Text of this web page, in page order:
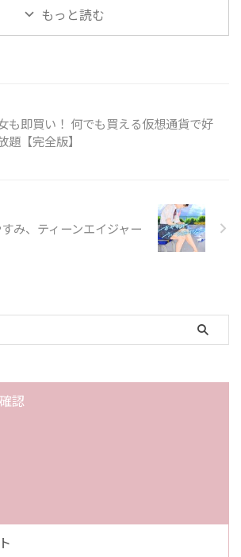
もっと読む
も即買い！ 何でも買える仮想通貨で好
題【完全版】
み、ティーンエイジャー
認